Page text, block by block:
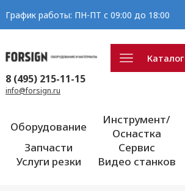
График работы: ПН-ПТ с 09:00 до 18:00
Каталог
8 (495) 215-11-15
info@forsign.ru
Оборудование
Инструмент/
Оснастка
Запчасти
Сервис
Услуги резки
Видео станков